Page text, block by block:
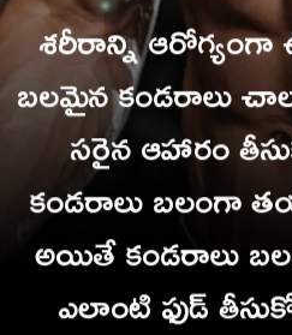
శరీరాన్ని
బలమైన కండరాలు
సరైన ఆహారం
కండరాలు బలంగ
అయితే కండరాలు
ఎలాంటి ఫుడ్